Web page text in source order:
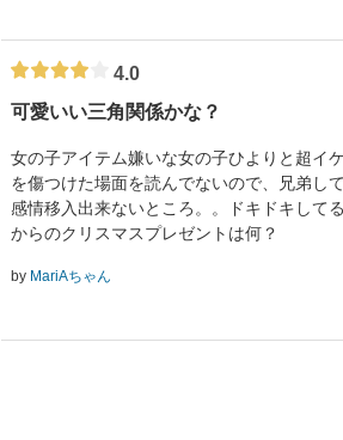
4.0
可愛いい三角関係かな？
女の子アイテム嫌いな女の子ひよりと超イ
を傷つけた場面を読んでないので、兄弟し
感情移入出来ないところ。。ドキドキして
からのクリスマスプレゼントは何？
by MariAちゃん